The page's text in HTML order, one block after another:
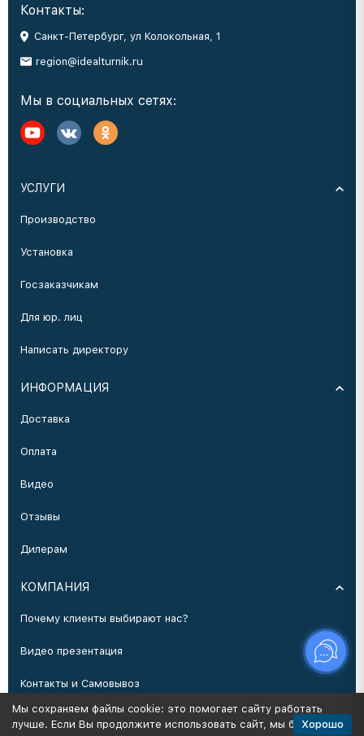
Контакты:
Санкт-Петербург, ул Колокольная, 1
region@idealturnik.ru
Мы в социальных сетях:
УСЛУГИ
Производство
Установка
Госзаказчикам
Для юр. лиц
Написать директору
ИНФОРМАЦИЯ
Доставка
Оплата
Видео
Отзывы
Дилерам
КОМПАНИЯ
Почему клиенты выбирают нас?
Видео презентация
Контакты и Самовывоз
Производство
Мы сохраняем файлы cookie: это помогает сайту работать
лучше. Если Вы продолжите использовать сайт, мы будемХорошо